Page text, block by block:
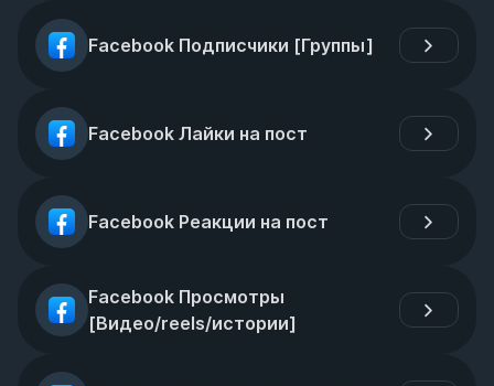
Facebook Подписчики [Группы]
Facebook Лайки на пост
Facebook Реакции на пост
Facebook Просмотры
[Видео/reels/истории]